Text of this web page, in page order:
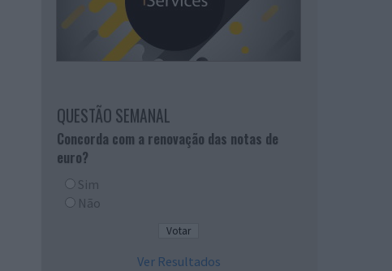
QUESTÃO SEMANAL
Concorda com a renovação das notas de
euro?
Sim
Não
Ver Resultados